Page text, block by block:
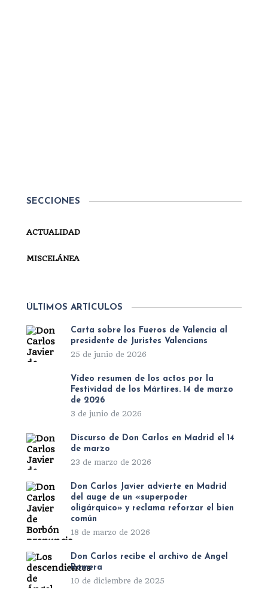
tantos vínculos históricos tiene con las Españas,
SECCIONES
ACTUALIDAD
MISCELÁNEA
ÚLTIMOS ARTÍCULOS
Carta sobre los Fueros de Valencia al
presidente de Juristes Valencians
25 de junio de 2026
Vídeo resumen de los actos por la
Festividad de los Mártires. 14 de marzo
de 2026
3 de junio de 2026
Discurso de Don Carlos en Madrid el 14
de marzo
23 de marzo de 2026
Don Carlos Javier advierte en Madrid
del auge de un «superpoder
oligárquico» y reclama reforzar el bien
común
18 de marzo de 2026
Don Carlos recibe el archivo de Ángel
Romera
10 de diciembre de 2025